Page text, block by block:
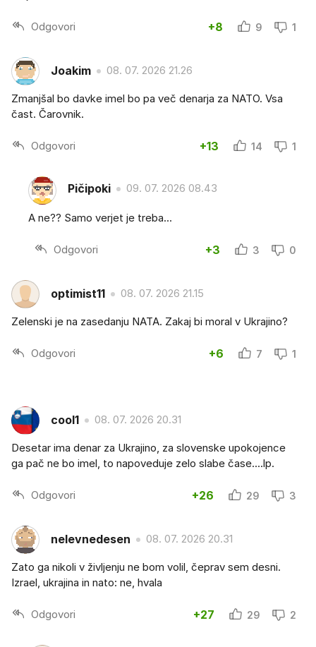
Odgovori +8 9 1
Joakim 08. 07. 2026 21.26
Zmanjšal bo davke imel bo pa več denarja za NATO. Vsa
čast. Čarovnik.
Odgovori +13 14 1
Pičipoki 09. 07. 2026 08.43
A ne?? Samo verjet je treba...
Odgovori +3 3 0
optimist11 08. 07. 2026 21.15
Zelenski je na zasedanju NATA. Zakaj bi moral v Ukrajino?
Odgovori +6 7 1
cool1 08. 07. 2026 20.31
Desetar ima denar za Ukrajino, za slovenske upokojence
ga pač ne bo imel, to napoveduje zelo slabe čase....lp.
Odgovori +26 29 3
nelevnedesen 08. 07. 2026 20.31
Zato ga nikoli v življenju ne bom volil, čeprav sem desni.
Izrael, ukrajina in nato: ne, hvala
Odgovori +27 29 2